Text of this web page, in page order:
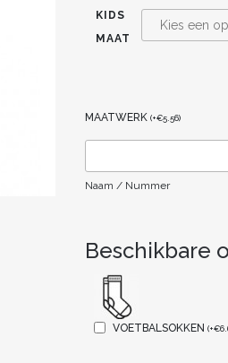
KIDS
MAAT
MAATWERK(+€5.56)
Naam / Nummer
Beschikbare
VOETBALSOKKEN(+€